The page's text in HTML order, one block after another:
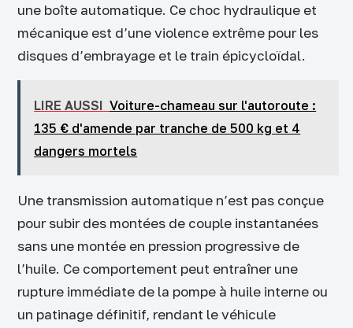
une boîte automatique. Ce choc hydraulique et
mécanique est d’une violence extrême pour les
disques d’embrayage et le train épicycloïdal.
LIRE AUSSI Voiture-chameau sur l'autoroute :
135 € d'amende par tranche de 500 kg et 4
dangers mortels
Une transmission automatique n’est pas conçue
pour subir des montées de couple instantanées
sans une montée en pression progressive de
l’huile. Ce comportement peut entraîner une
rupture immédiate de la pompe à huile interne ou
un patinage définitif, rendant le véhicule